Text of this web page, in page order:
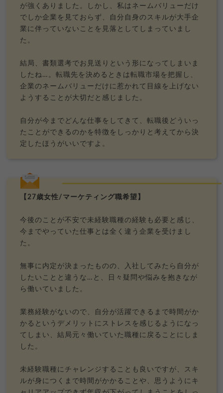
が強くありました。しかし、私はネームバリューだけ
でしか企業を見ておらず、自分自身のスキルが大手企
業に伴っていないことを見落としてしまっていまし
た。
結局、書類選考でお見送りという形になってしまいま
したね…。転職先を決めるときは転職市場を把握し、
企業のネームバリューだけに惹かれて目線を上げない
ようすることが大切だと感じました。
自分が今までどんな仕事をしてきて、転職後どういっ
たことができるのかを特徴をしっかりと考えてから決
定したほうがいいですよ。
【27歳女性/マーケティング職希望】
今後のことが不安で未経験職種の経験も必要と感じ、
今までやっていた仕事とは全く違う企業を受けまし
た。
無事に内定が決まったものの、入社してみたら自分が
したいことと違うな…と、日々疑問や悩みを抱きなが
ら働いていました。
業務経験がないので、自分が活躍できるまで時間がか
かるというデメリットにストレスを感じるようになっ
てしまい、結局元々働いていた職種に戻ることにしま
した。
未経験職種にチャレンジすることも良いですが、スキ
ルが身につくまで時間がかかることや、思うようにキ